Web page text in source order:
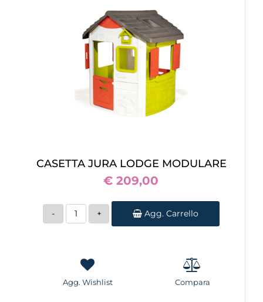
CASETTA JURA LODGE MODULARE
€ 209,00
Quantità
Agg. Carrello
Agg. Wishlist Compara